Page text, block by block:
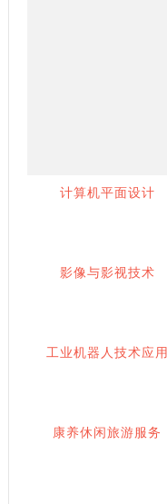
计算机平面设计
影像与影视技术
工业机器人技术应用
康养休闲旅游服务